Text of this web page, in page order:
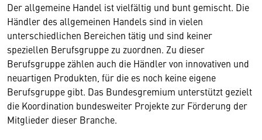
Der allgemeine Handel ist vielfältig und bunt gemischt. Die
Händler des allgemeinen Handels sind in vielen
unterschiedlichen Bereichen tätig und sind keiner
speziellen Berufsgruppe zu zuordnen. Zu dieser
Berufsgruppe zählen auch die Händler von innovativen und
neuartigen Produkten, für die es noch keine eigene
Berufsgruppe gibt. Das Bundesgremium unterstützt gezielt
die Koordination bundesweiter Projekte zur Förderung der
Mitglieder dieser Branche.